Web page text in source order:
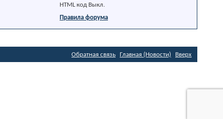
HTML код Выкл.
Правила форума
Обратная связь Главная (Новости) Вверх